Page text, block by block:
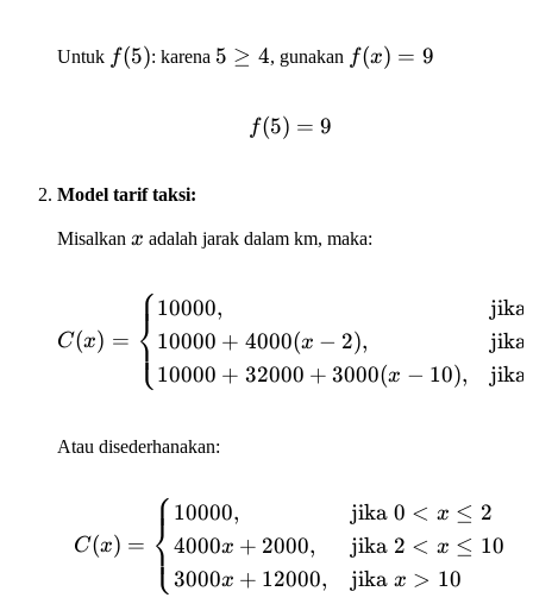
Untuk f(5)
f(5): karena 5
5 ≥ 4, gunakan f(x)
f(x) = 9
f(5) = 9
f(5) = 9
Model tarif taksi:
Misalkan x
x adalah jarak dalam km, maka:
C(x) = \begin{cases}
C(x) = ⎩
⎨⎧10000,
10000 + 4000(x − 2),
10000 + 32000 + 3000(x − 10),
jika
jika
jika
Atau disederhanakan:
C(x) = \begin{cases}
C(x) = ⎩
⎨⎧ 10000,
4000x + 2000,
3000x + 12000,
jika0 < x ≤ 2
jika 2 < x ≤ 10
jikax > 10